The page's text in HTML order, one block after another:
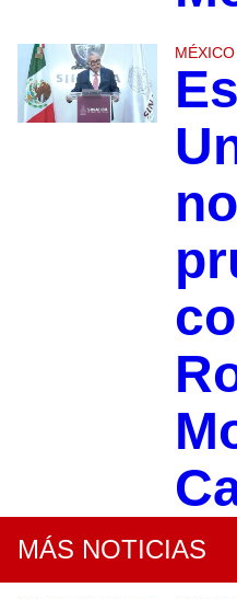
MÉXICO
MÁS NOTICIAS